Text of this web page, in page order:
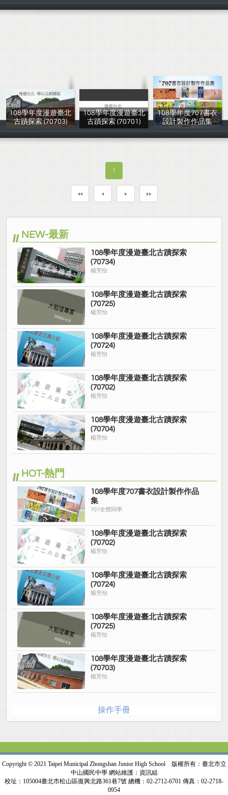
楊芳怡
楊芳怡
108學年度漫遊臺北
古蹟探索 (70703)
108學年度漫遊臺北
古蹟探索 (70701)
108學年度707書衣
設計製作作品集
1
NEW-最新
108學年度漫遊臺北古蹟探索
(70734)
楊芳怡
108學年度漫遊臺北古蹟探索
(70725)
楊芳怡
108學年度漫遊臺北古蹟探索
(70724)
楊芳怡
108學年度漫遊臺北古蹟探索
(70702)
楊芳怡
108學年度漫遊臺北古蹟探索
(70704)
楊芳怡
HOT-熱門
108學年度707書衣設計製作作品
集
707全體同學
108學年度漫遊臺北古蹟探索
(70702)
楊芳怡
108學年度漫遊臺北古蹟探索
(70724)
楊芳怡
108學年度漫遊臺北古蹟探索
(70725)
楊芳怡
108學年度漫遊臺北古蹟探索
(70703)
楊芳怡
操作手冊
Copyright © 2021 Taipei Municipal Zhongshan Junior High School 版權所有：臺北市立
中山國民中學 網站維護：資訊組
校址：105004臺北市松山區復興北路361巷7號 總機：02-2712-6701 傳真：02-2718-
0954